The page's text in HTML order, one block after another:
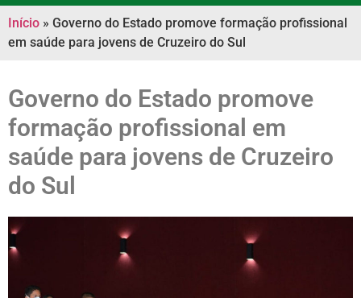
Início » Governo do Estado promove formação profissional
em saúde para jovens de Cruzeiro do Sul
Governo do Estado promove
formação profissional em
saúde para jovens de Cruzeiro
do Sul